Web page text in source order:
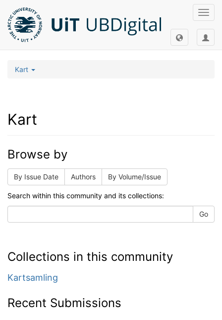
Kart
Kart
Browse by
By Issue Date Authors By Volume/Issue
Search within this community and its collections:
Go
Collections in this community
Kartsamling
Recent Submissions